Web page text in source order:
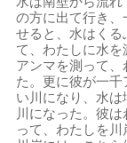
の方に出て行き
せると、水はく
て、わたしに水
アンマを測って
た。更に彼が一
い川になり、水
川になった。彼
って、わたしを川